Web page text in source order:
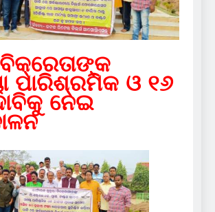
ପାରିଶ୍ରମିକ ଓ ୧୬
ନେଇ